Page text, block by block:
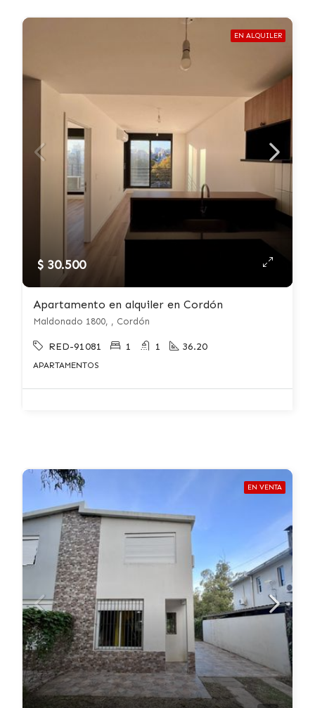
EN ALQUILER
$ 30.500
Apartamento en alquiler en Cordón
Maldonado 1800, , Cordón
RED-91081 1 1 36.20
APARTAMENTOS
EN VENTA